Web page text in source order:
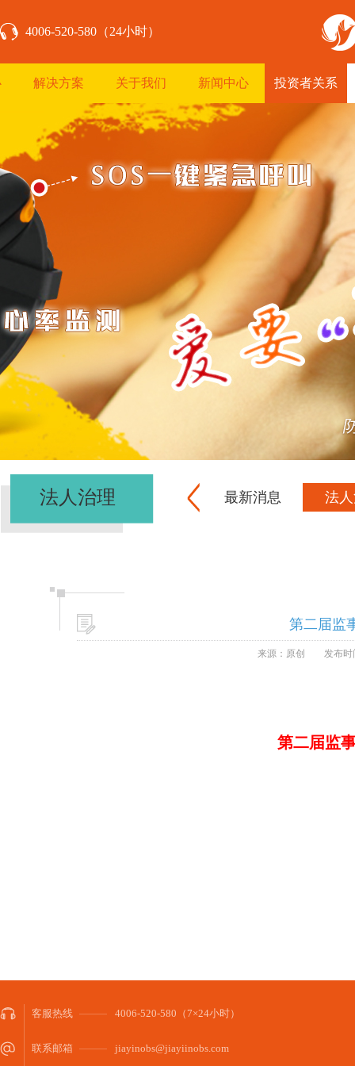
4006-520-580（24小时）
解决方案 关于我们 新闻中心 投资者关系
法人治理 最新消息 法
第二届监
来源：原创 发布
第二届监
客服热线 4006-520-580（7×24小时）
联系邮箱 jiayinobs@jiayiinobs.com